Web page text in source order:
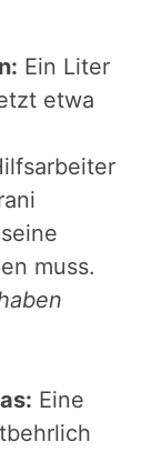
Ein Liter
etwa
muss.
Eine